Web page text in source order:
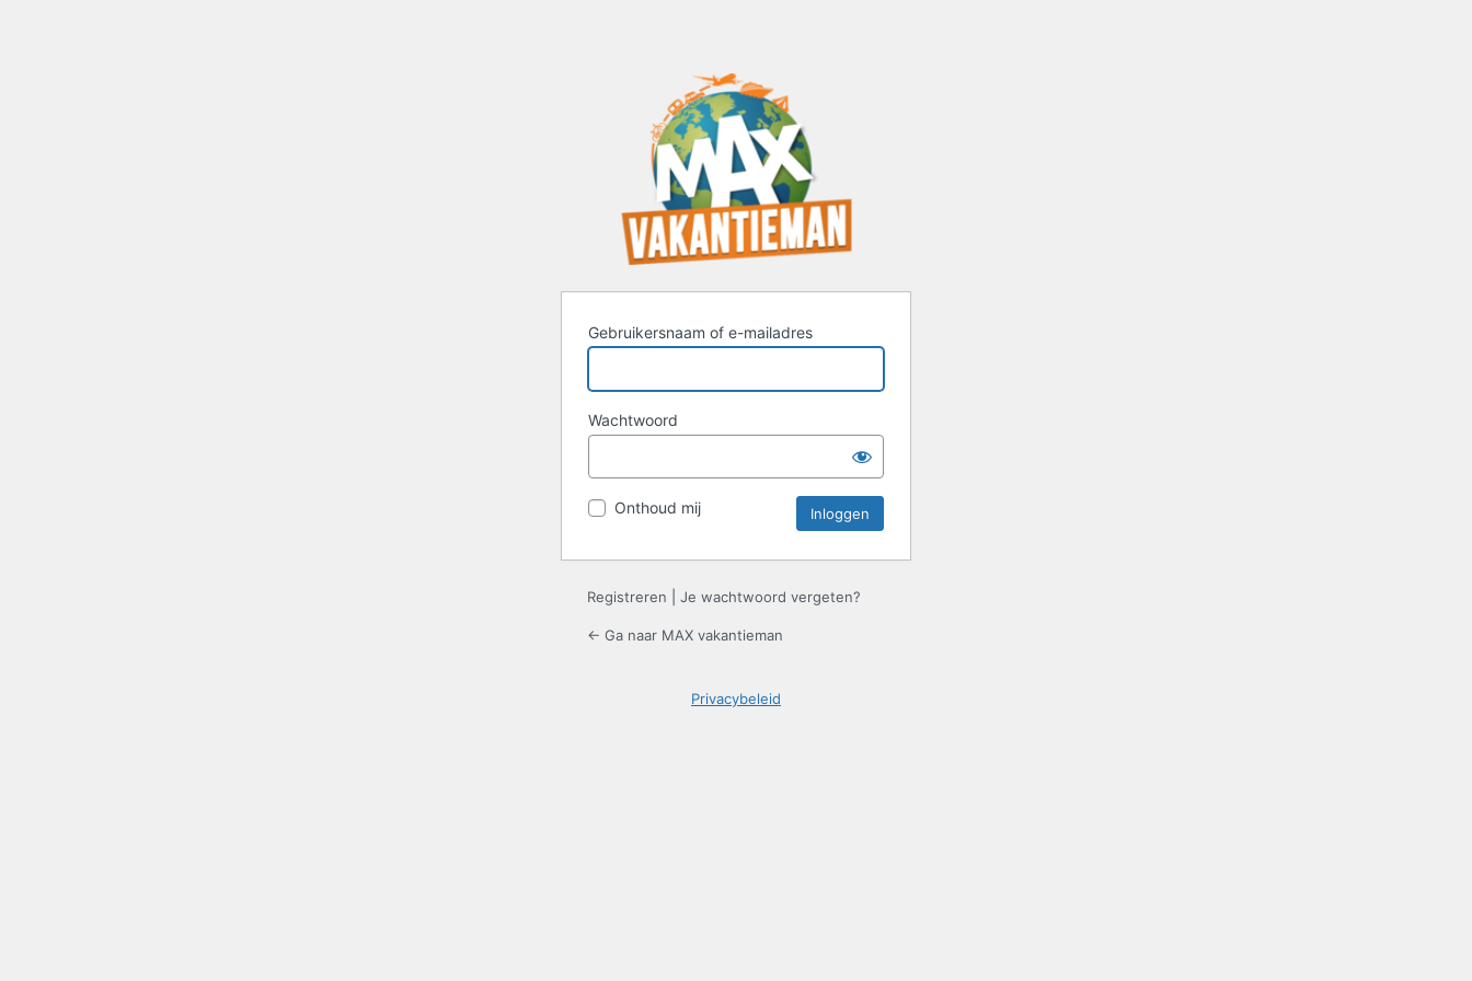
Gebruikersnaam of e-mailadres
Wachtwoord
Onthoud mij
Registreren Je wachtwoord vergeten?
← Ga naar MAX vakantieman
Privacybeleid